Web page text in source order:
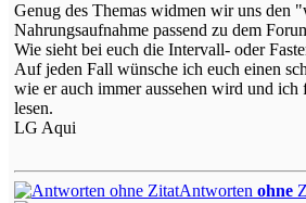
Genug des Themas widmen wir uns den
Nahrungsaufnahme passend zu dem
Wie sieht bei euch die Intervall- oder
Auf jeden Fall wünsche ich euch einen
wie er auch immer aussehen wird und ich
lesen.
LG Aqui
Antworten ohne